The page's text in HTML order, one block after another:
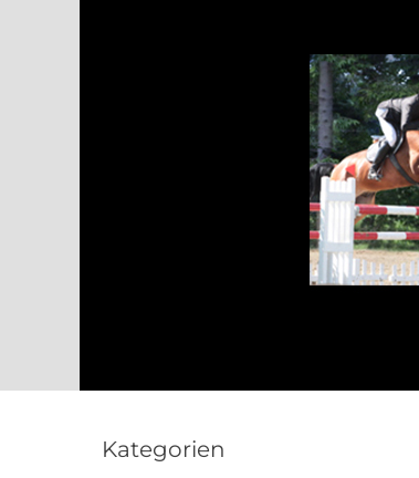
Kategorien